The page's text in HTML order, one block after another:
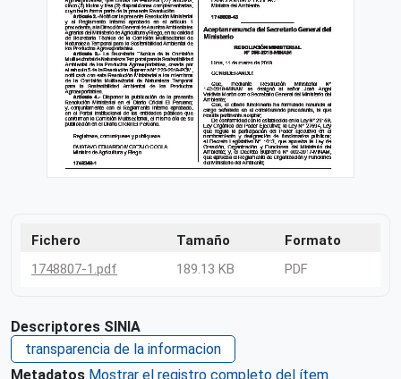
Fichero Tamaño
Formato
1748807-1.pdf
189.13 KB PDF
Descriptores SINIA
transparencia de la informacion
Metadatos Mostrar el registro completo del ítem